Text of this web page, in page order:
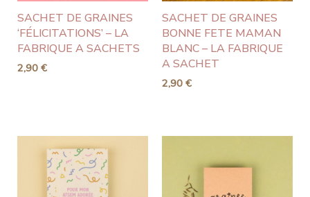
SACHET DE GRAINES
‘FÉLICITATIONS’ – LA
FABRIQUE A SACHETS
2,90 €
SACHET DE GRAINES
BONNE FETE MAMAN
BLANC – LA FABRIQUE
A SACHET
2,90 €